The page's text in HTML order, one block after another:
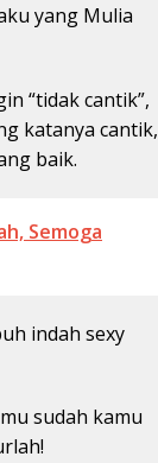
“tidak cantik”,
katanya cantik,
baik.
Semoga
indah sexy
sudah kamu